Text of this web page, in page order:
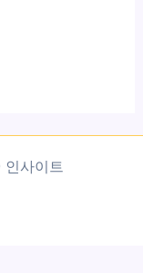
사이트